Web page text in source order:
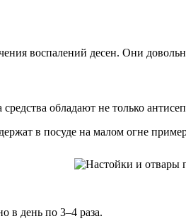
воспалений десен. Они
обладают не только
в посуде на малом огне
в день по 3–4 раза.